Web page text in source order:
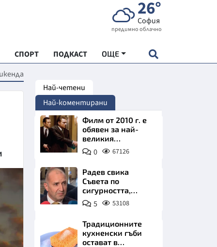
26°
София
предимно облачно
СПОРТ ПОДКАСТ ОЩЕ
"ЧУДЕСАТА НА БЪЛГАРИЯ"
ХРАНА
ИКОНОМИКА
Най-четени
Най-коментирани
Филм от 2010 г. е
обявен за най-
великия
психологически
трилър в
0 67126
Радев свика
Съвета по
сигурността,
следва ключово
изявление
5 53108
Традиционните
кухненски гъби
остават в